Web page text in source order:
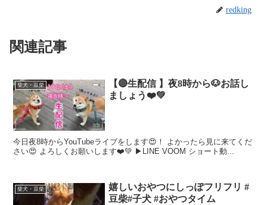
redking
関連記事
柴犬・豆柴
【🔴生配信 】夜8時から🐶お話し
ましょう❤️💚
今日夜8時からYouTubeライブをします😍！ よかったら見に来てくだ
さい😍 よろしくお願いします❤️💚 ▶︎LINE VOOM ショート動...
柴犬・豆柴
嬉しいおやつにしっぽフリフリ #
豆柴#子犬 #おやつタイム